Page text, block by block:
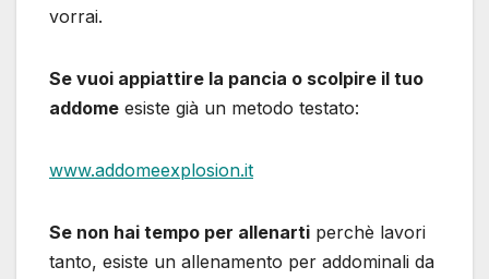
vorrai.
Se vuoi appiattire la pancia o scolpire il tuo
addome esiste già un metodo testato:
www.addomeexplosion.it
Se non hai tempo per allenarti perchè lavori
tanto, esiste un allenamento per addominali da